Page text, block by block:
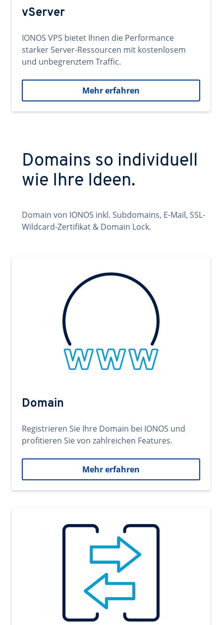
vServer
IONOS VPS bietet Ihnen die Performance
starker Server-Ressourcen mit kostenlosem
und unbegrenztem Traffic.
Mehr erfahren
Domains so individuell
wie Ihre Ideen.
Domain von IONOS inkl. Subdomains, E-Mail, SSL-
Wildcard-Zertifikat & Domain Lock.
Domain
Registrieren Sie Ihre Domain bei IONOS und
profitieren Sie von zahlreichen Features.
Mehr erfahren